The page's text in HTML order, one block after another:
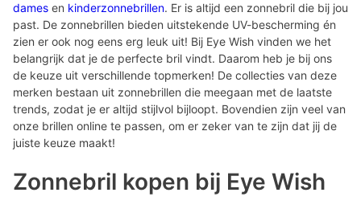
dames en kinderzonnebrillen. Er is altijd een zonnebril die bij jou
past. De zonnebrillen bieden uitstekende UV-bescherming én
zien er ook nog eens erg leuk uit! Bij Eye Wish vinden we het
belangrijk dat je de perfecte bril vindt. Daarom heb je bij ons
de keuze uit verschillende topmerken! De collecties van deze
merken bestaan uit zonnebrillen die meegaan met de laatste
trends, zodat je er altijd stijlvol bijloopt. Bovendien zijn veel van
onze brillen online te passen, om er zeker van te zijn dat jij de
juiste keuze maakt!
Zonnebril kopen bij Eye Wish